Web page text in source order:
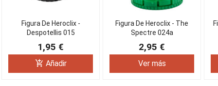
Figura De Heroclix -
Despotellis 015
1,95 €
add_shopping_cart Añadir
Figura De Heroclix - The
Spectre 024a
2,95 €
Ver más